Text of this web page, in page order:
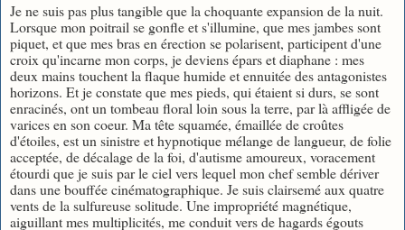
Je ne suis pas plus tangible que la choquante expansion de la nuit.
Lorsque mon poitrail se gonfle et s'illumine, que mes jambes sont
piquet, et que mes bras en érection se polarisent, participent d'une
croix qu'incarne mon corps, je deviens épars et diaphane : mes
deux mains touchent la flaque humide et ennuitée des antagonistes
horizons. Et je constate que mes pieds, qui étaient si durs, se sont
enracinés, ont un tombeau floral loin sous la terre, par là affligée de
varices en son coeur. Ma tête squamée, émaillée de croûtes
d'étoiles, est un sinistre et hypnotique mélange de langueur, de folie
acceptée, de décalage de la foi, d'autisme amoureux, voracement
étourdi que je suis par le ciel vers lequel mon chef semble dériver
dans une bouffée cinématographique. Je suis clairsemé aux quatre
vents de la sulfureuse solitude. Une impropriété magnétique,
aiguillant mes multiplicités, me conduit vers de hagards égouts